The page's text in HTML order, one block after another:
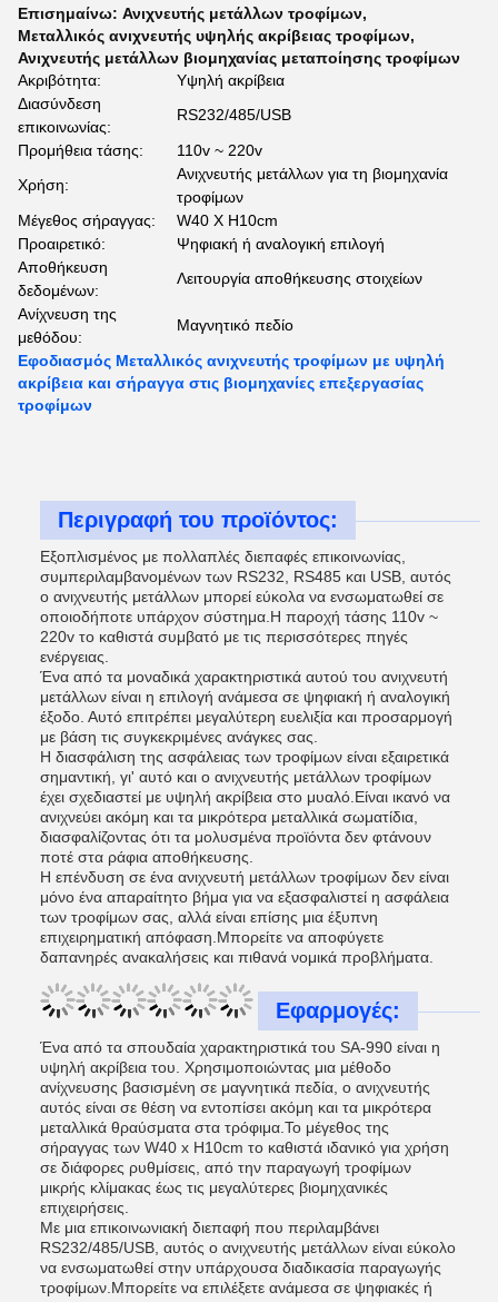
Επισημαίνω: Ανιχνευτής μετάλλων τροφίμων,
Μεταλλικός ανιχνευτής υψηλής ακρίβειας τροφίμων,
Ανιχνευτής μετάλλων βιομηχανίας μεταποίησης τροφίμων
Ακριβότητα:
Υψηλή ακρίβεια
Διασύνδεση
επικοινωνίας:
RS232/485/USB
Προμήθεια τάσης:
110v ~ 220v
Χρήση:
Ανιχνευτής μετάλλων για τη βιομηχανία
τροφίμων
Μέγεθος σήραγγας:
W40 X H10cm
Προαιρετικό:
Ψηφιακή ή αναλογική επιλογή
Αποθήκευση
δεδομένων:
Λειτουργία αποθήκευσης στοιχείων
Ανίχνευση της
μεθόδου:
Μαγνητικό πεδίο
Εφοδιασμός Μεταλλικός ανιχνευτής τροφίμων με υψηλή
ακρίβεια και σήραγγα στις βιομηχανίες επεξεργασίας
τροφίμων
Περιγραφή του προϊόντος:
Εξοπλισμένος με πολλαπλές διεπαφές επικοινωνίας,
συμπεριλαμβανομένων των RS232, RS485 και USB, αυτός
ο ανιχνευτής μετάλλων μπορεί εύκολα να ενσωματωθεί σε
οποιοδήποτε υπάρχον σύστημα.Η παροχή τάσης 110v ~
220v το καθιστά συμβατό με τις περισσότερες πηγές
ενέργειας.
Ένα από τα μοναδικά χαρακτηριστικά αυτού του ανιχνευτή
μετάλλων είναι η επιλογή ανάμεσα σε ψηφιακή ή αναλογική
έξοδο. Αυτό επιτρέπει μεγαλύτερη ευελιξία και προσαρμογή
με βάση τις συγκεκριμένες ανάγκες σας.
Η διασφάλιση της ασφάλειας των τροφίμων είναι εξαιρετικά
σημαντική, γι' αυτό και ο ανιχνευτής μετάλλων τροφίμων
έχει σχεδιαστεί με υψηλή ακρίβεια στο μυαλό.Είναι ικανό να
ανιχνεύει ακόμη και τα μικρότερα μεταλλικά σωματίδια,
διασφαλίζοντας ότι τα μολυσμένα προϊόντα δεν φτάνουν
ποτέ στα ράφια αποθήκευσης.
Η επένδυση σε ένα ανιχνευτή μετάλλων τροφίμων δεν είναι
μόνο ένα απαραίτητο βήμα για να εξασφαλιστεί η ασφάλεια
των τροφίμων σας, αλλά είναι επίσης μια έξυπνη
επιχειρηματική απόφαση.Μπορείτε να αποφύγετε
δαπανηρές ανακαλήσεις και πιθανά νομικά προβλήματα.
Εφαρμογές:
Ένα από τα σπουδαία χαρακτηριστικά του SA-990 είναι η
υψηλή ακρίβεια του. Χρησιμοποιώντας μια μέθοδο
ανίχνευσης βασισμένη σε μαγνητικά πεδία, ο ανιχνευτής
αυτός είναι σε θέση να εντοπίσει ακόμη και τα μικρότερα
μεταλλικά θραύσματα στα τρόφιμα.Το μέγεθος της
σήραγγας των W40 x H10cm το καθιστά ιδανικό για χρήση
σε διάφορες ρυθμίσεις, από την παραγωγή τροφίμων
μικρής κλίμακας έως τις μεγαλύτερες βιομηχανικές
επιχειρήσεις.
Με μια επικοινωνιακή διεπαφή που περιλαμβάνει
RS232/485/USB, αυτός ο ανιχνευτής μετάλλων είναι εύκολο
να ενσωματωθεί στην υπάρχουσα διαδικασία παραγωγής
τροφίμων.Μπορείτε να επιλέξετε ανάμεσα σε ψηφιακές ή